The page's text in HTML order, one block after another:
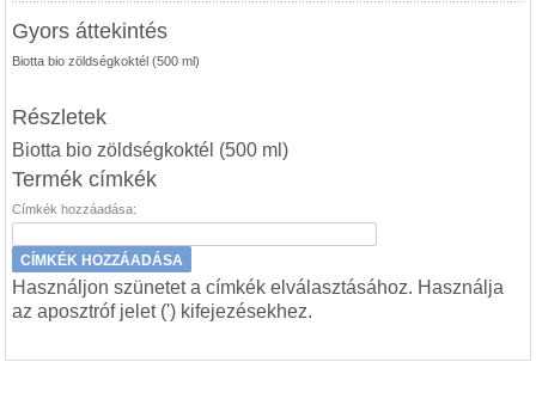
Gyors áttekintés
Biotta bio zöldségkoktél (500 ml)
Részletek
Biotta bio zöldségkoktél (500 ml)
Termék címkék
Címkék hozzáadása:
CÍMKÉK HOZZÁADÁSA
Használjon szünetet a címkék elválasztásához. Használja
az aposztróf jelet (') kifejezésekhez.